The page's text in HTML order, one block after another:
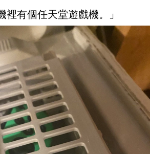
裡有個任天堂遊戲機。」